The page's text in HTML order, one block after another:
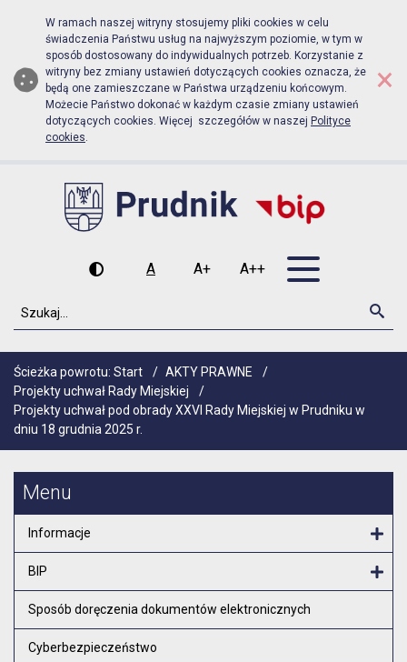
Biuletyn Informacji Publicznej
Przejdź do menu głównego
Przejdź do głównej zawartości
W ramach naszej witryny stosujemy pliki cookies w celu
świadczenia Państwu usług na najwyższym poziomie, w tym w
sposób dostosowany do indywidualnych potrzeb. Korzystanie z
witryny bez zmiany ustawień dotyczących cookies oznacza, że
będą one zamieszczane w Państwa urządzeniu końcowym.
Możecie Państwo dokonać w każdym czasie zmiany ustawień
dotyczących cookies. Więcej szczegółów w naszej Polityce
cookies.
×
Wysoki kontrast
A
Czcionka domyślna
A+
Czcionka średnia
A++
Czcionka duża
Szukaj
Ścieżka powrotu: Start / AKTY PRAWNE
/
Projekty uchwał Rady Miejskiej
/
Projekty uchwał pod obrady XXVI Rady Miejskiej w Prudniku w
dniu 18 grudnia 2025 r.
Menu
Informacje
BIP
Sposób doręczenia dokumentów elektronicznych
Cyberbezpieczeństwo